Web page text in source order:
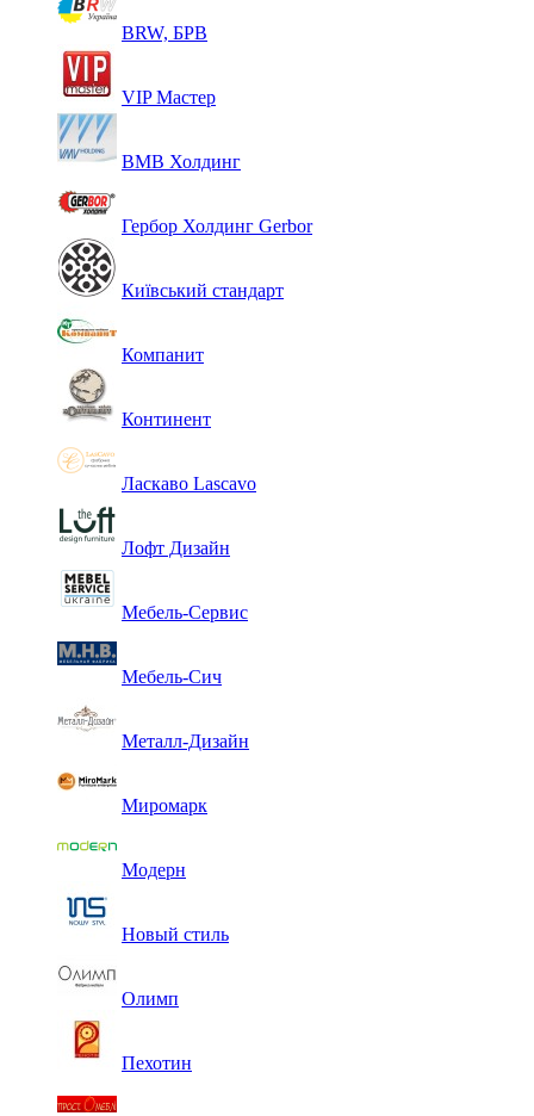
BRW, БРВ
VIP Мастер
ВМВ Холдинг
Гербор Холдинг Gerbor
Київський стандарт
Компанит
Континент
Ласкаво Lascavo
Лофт Дизайн
Мебель-Сервис
Мебель-Сич
Металл-Дизайн
Миромарк
Модерн
Новый стиль
Олимп
Пехотин